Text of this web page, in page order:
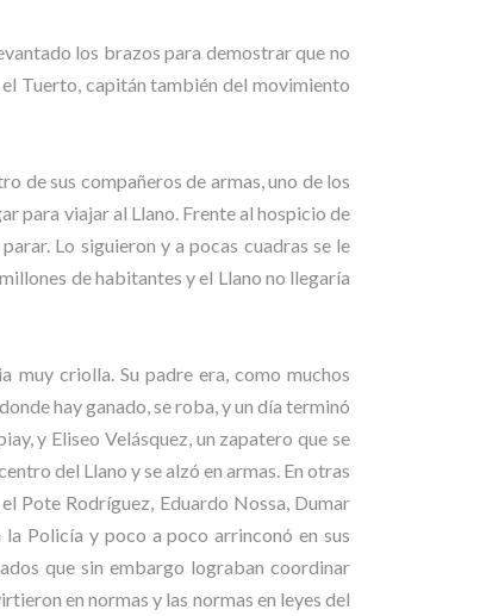
los brazos para demostrar que no
Tuerto, capitán también del movimiento
de sus compañeros de armas, uno de los
para viajar al Llano. Frente al hospicio de
Lo siguieron y a pocas cuadras se le
de habitantes y el Llano no llegaría
muy criolla. Su padre era, como muchos
hay ganado, se roba, y un día terminó
y Eliseo Velásquez, un zapatero que se
del Llano y se alzó en armas. En otras
Pote Rodríguez, Eduardo Nossa, Dumar
Policía y poco a poco arrinconó en sus
que sin embargo lograban coordinar
en normas y las normas en leyes del